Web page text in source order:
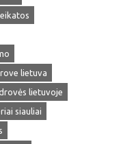
lietuva
lietuvoje
siauliai